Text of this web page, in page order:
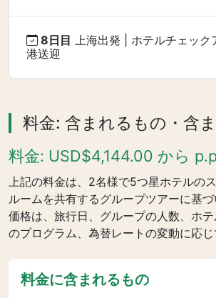
8日目
港送迎
料金: 含まれるもの・含
料金: USD$4,144.00 から
上記の料金は、2名様で5つ星ホテルの
ルームを共有するグループツアーに基づ
価格は、旅行日、グループの人数、ホ
のプログラム、為替レートの変動に応じ
料金に含まれるもの